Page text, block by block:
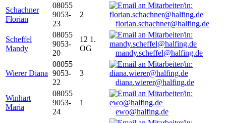
Schachner
Florian
08055
9053-
23
2
florian.schachner@halfing.de
Scheffel
Mandy
08055
9053-
20
12 1.
OG
mandy.scheffel@halfing.de
Wierer Diana
08055
9053-
22
3
diana.wierer@halfing.de
Winhart
Maria
08055
9053-
24
1
ewo@halfing.de